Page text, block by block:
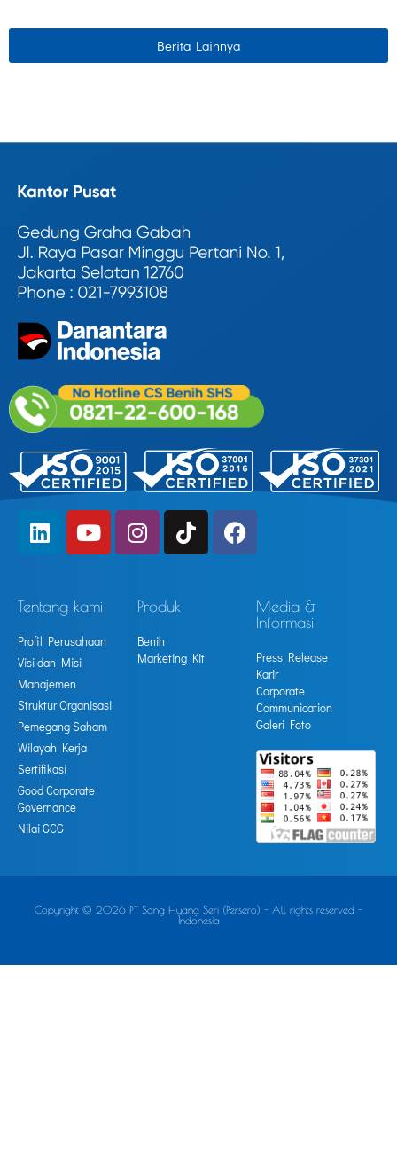
Berita Lainnya
Tentang kami
Profil Perusahaan
Visi dan Misi
Manajemen
Struktur Organisasi
Pemegang Saham
Wilayah Kerja
Sertifikasi
Good Corporate
Governance
Nilai GCG
Produk
Benih
Marketing Kit
Media &
Informasi
Press Release
Karir
Corporate
Communication
Galeri Foto
Copyright © 2026 PT Sang Hyang Seri (Persero) - All rights reserved -
Indonesia